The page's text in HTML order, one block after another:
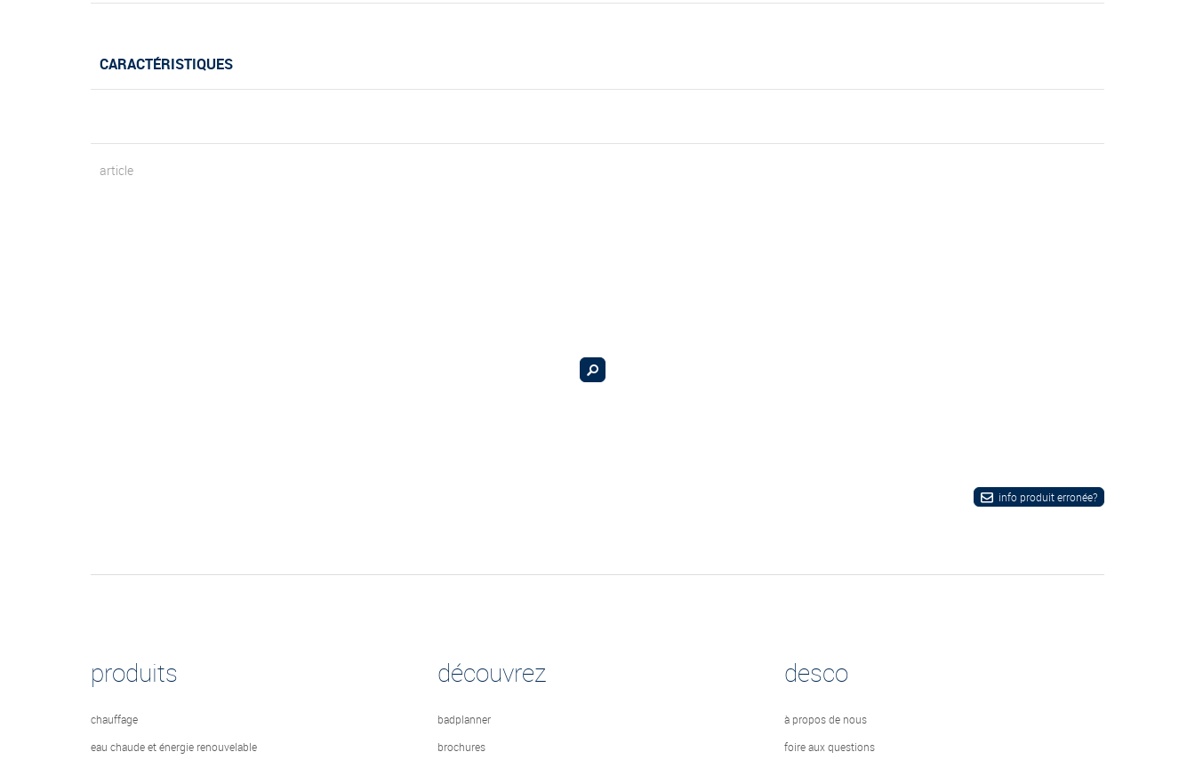
CARACTÉRISTIQUES
article
info produit erronée?
produits
chauffage
eau chaude et énergie renouvelable
découvrez
badplanner
brochures
desco
à propos de nous
foire aux questions